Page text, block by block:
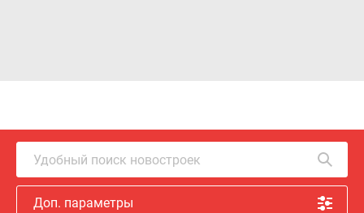
Удобный поиск новостроек
Доп. параметры